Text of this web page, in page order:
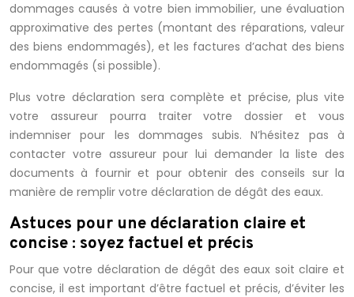
dommages causés à votre bien immobilier, une évaluation
approximative des pertes (montant des réparations, valeur
des biens endommagés), et les factures d’achat des biens
endommagés (si possible).
Plus votre déclaration sera complète et précise, plus vite
votre assureur pourra traiter votre dossier et vous
indemniser pour les dommages subis. N’hésitez pas à
contacter votre assureur pour lui demander la liste des
documents à fournir et pour obtenir des conseils sur la
manière de remplir votre déclaration de dégât des eaux.
Astuces pour une déclaration claire et
concise : soyez factuel et précis
Pour que votre déclaration de dégât des eaux soit claire et
concise, il est important d’être factuel et précis, d’éviter les